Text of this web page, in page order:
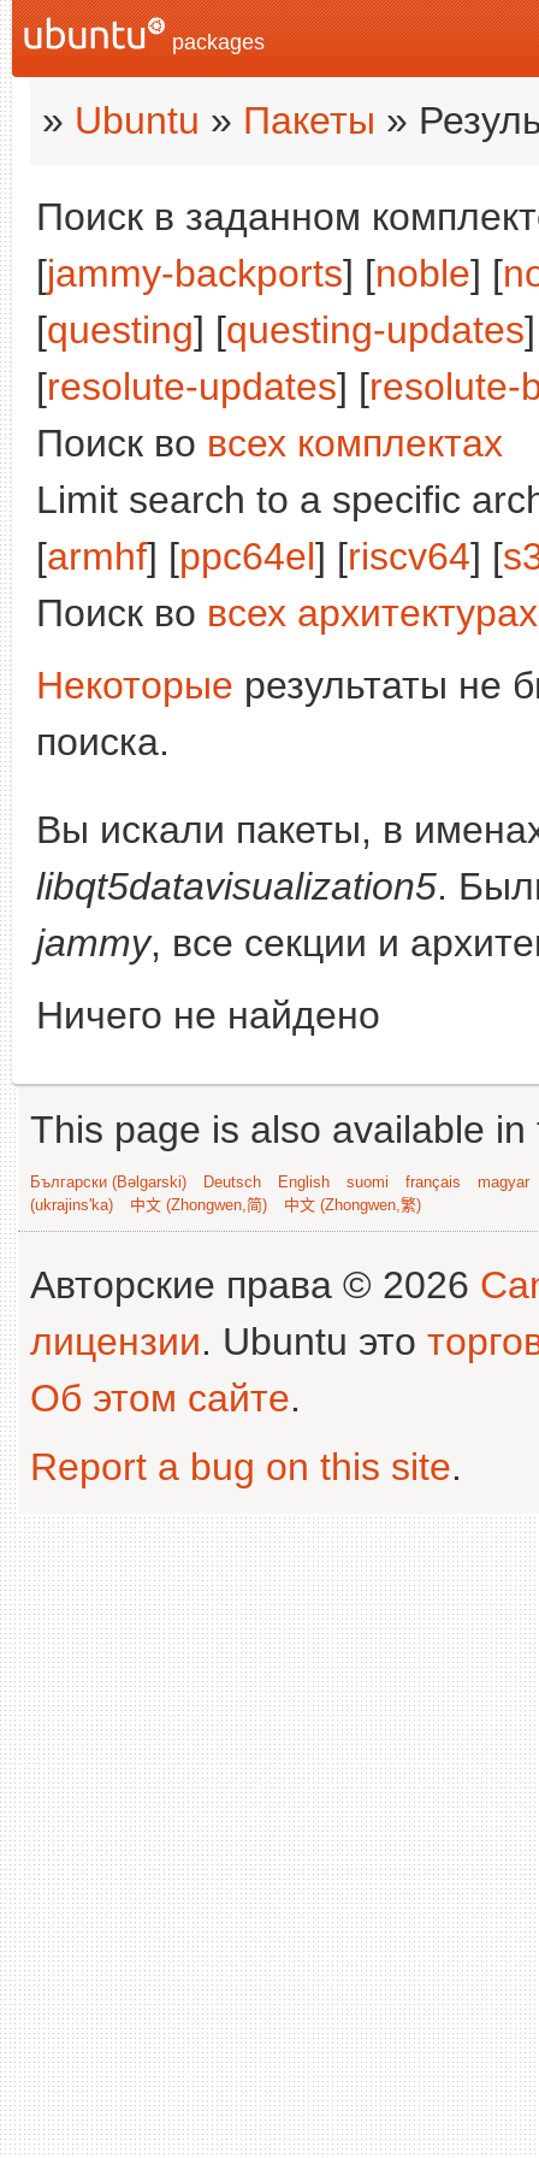
packages
» Ubuntu » Пакеты »
Поиск в заданном
[jammy-backports] [noble] [
[questing] [questing-updates
[resolute-updates] [resolute-
Поиск во всех комплектах
Limit search to a specific
[armhf] [ppc64el] [riscv64] [
Поиск во всех архитектурах
Некоторые результаты не
поиска.
Вы искали пакеты, в
libqt5datavisualization5.
jammy, все секции и
Ничего не найдено
This page is also available
Български (Bəlgarski) Deutsch English suomi français
magyar
(ukrajins'ka)
中文 (Zhongwen,简) 中文 (Zhongwen,繁)
Авторские права © 2026
лицензии. Ubuntu это
Об этом сайте.
Report a bug on this site.